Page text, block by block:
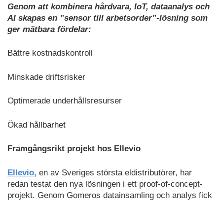
Genom att kombinera hårdvara, IoT, dataanalys och
AI skapas en ”sensor till arbetsorder”-lösning som
ger mätbara fördelar:
Bättre kostnadskontroll
Minskade driftsrisker
Optimerade underhållsresurser
Ökad hållbarhet
Framgångsrikt projekt hos Ellevio
Ellevio, en av Sveriges största eldistributörer, har
redan testat den nya lösningen i ett proof-of-concept-
projekt. Genom Gomeros datainsamling och analys fick